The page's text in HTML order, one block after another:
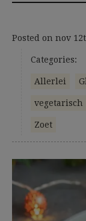
Posted on nov
Categories:
Allerlei
vegetarisch
Zoet